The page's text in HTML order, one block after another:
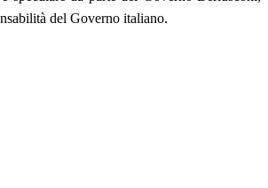
del Governo italiano.